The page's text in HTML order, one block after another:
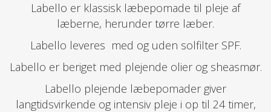
Labello er klassisk læbepomade til pleje af
læberne, herunder tørre læber.
Labello leveres med og uden solfilter SPF.
Labello er beriget med plejende olier og sheasmør.
Labello plejende læbepomader giver
langtidsvirkende og intensiv pleje i op til 24 timer,